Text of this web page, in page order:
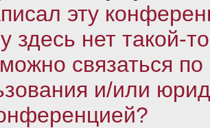
эту
здесь нет такой-
связаться по
и/или